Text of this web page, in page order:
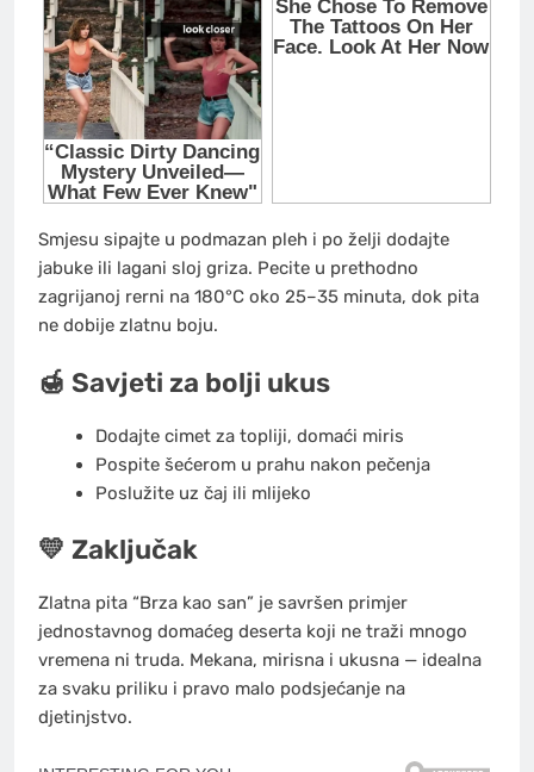
Smjesu sipajte u podmazan pleh i po želji dodajte
jabuke ili lagani sloj griza. Pecite u prethodno
zagrijanoj rerni na 180°C oko 25–35 minuta, dok pita
ne dobije zlatnu boju.
🍯 Savjeti za bolji ukus
Dodajte cimet za topliji, domaći miris
Pospite šećerom u prahu nakon pečenja
Poslužite uz čaj ili mlijeko
💛 Zaključak
Zlatna pita “Brza kao san” je savršen primjer
jednostavnog domaćeg deserta koji ne traži mnogo
vremena ni truda. Mekana, mirisna i ukusna — idealna
za svaku priliku i pravo malo podsjećanje na
djetinjstvo.